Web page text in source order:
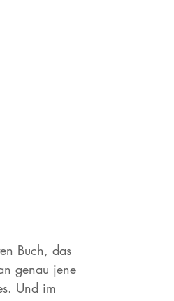
Buch, das
genau jene
Und im